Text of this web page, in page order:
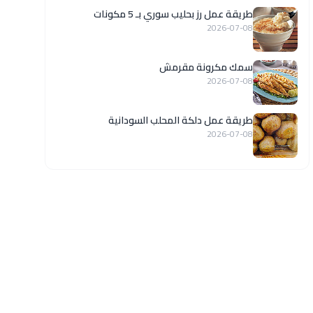
طريقة عمل رز بحليب سوري بـ 5 مكونات
2026-07-08
سمك مكرونة مقرمش
2026-07-08
طريقة عمل دلكة المحلب السودانية
2026-07-08